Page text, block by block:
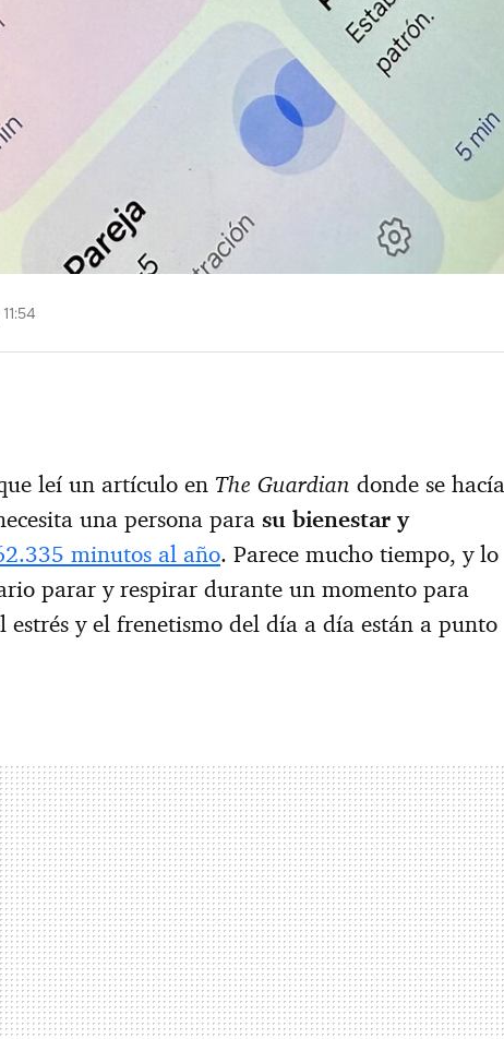
leí un artículo en The Guardian donde se hacía
una persona para su bienestar y
minutos al año. Parece mucho tiempo, y lo
parar y respirar durante un momento para
y el frenetismo del día a día están a punto